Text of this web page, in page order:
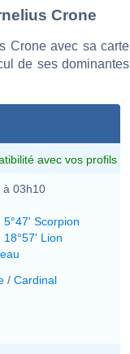
Crone
Crone avec sa carte
de ses dominantes
avec vos profils
à 03h10
5°47' Scorpion
18°57' Lion
/ Cardinal